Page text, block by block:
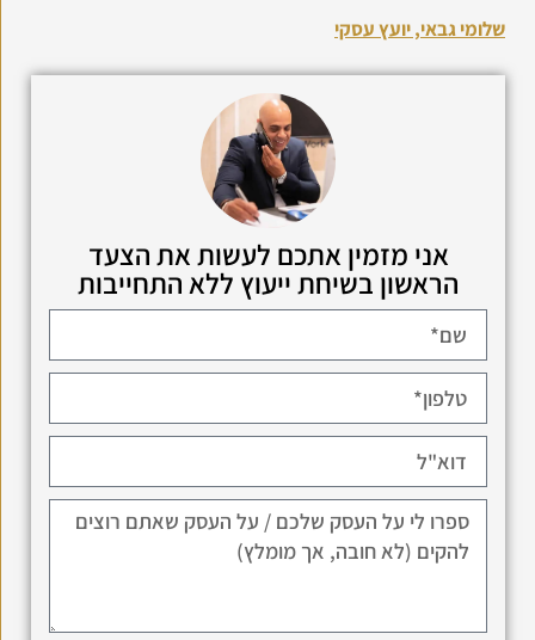
שלומי גבאי, יועץ עסקי
אני מזמין אתכם לעשות את הצעד
הראשון בשיחת ייעוץ ללא התחייבות